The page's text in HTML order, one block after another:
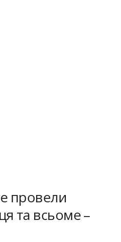
провели
та всьоме –